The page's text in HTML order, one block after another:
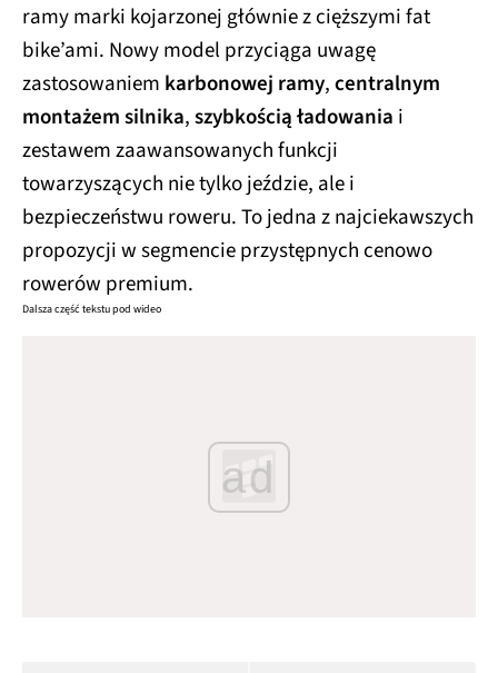
ramy marki kojarzonej głównie z cięższymi fat
bike’ami. Nowy model przyciąga uwagę
zastosowaniem karbonowej ramy,centralnym
montażem silnika,szybkością ładowania i
zestawem zaawansowanych funkcji
towarzyszących nie tylko jeździe, ale i
bezpieczeństwu roweru. To jedna z najciekawszych
propozycji w segmencie przystępnych cenowo
rowerów premium.
Dalsza część tekstu pod wideo
ad